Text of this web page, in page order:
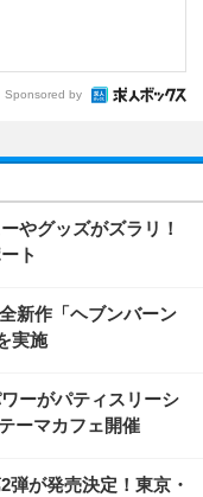
Sponsored by
やグッズがズラリ！
ト
新作「ヘブンバーン
実施
ーがパティスリーシ
ーマカフェ開催
弾が発売決定！東京・